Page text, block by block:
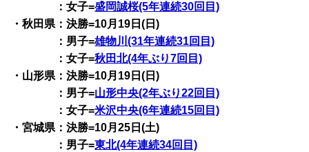
：女子=盛岡誠桜(5年連続30回目)
・秋田県：決勝=10月19日(日)
：男子=雄物川(31年連続31回目)
：女子=秋田北(4年ぶり7回目)
・山形県：決勝=10月19日(日)
：男子=山形中央(2年ぶり22回目)
：女子=米沢中央(6年連続15回目)
・宮城県：決勝=10月25日(土)
：男子=東北(4年連続34回目)